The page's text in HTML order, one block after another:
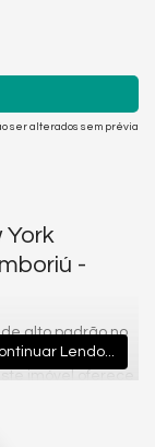
ser alterados sem prévia
-
alto padrão no
Com 182
incluindo uma
Lendo...